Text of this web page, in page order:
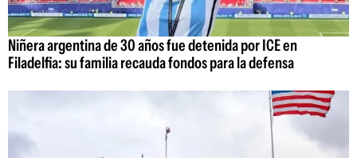
Niñera argentina de 30 años fue detenida por ICE en
Filadelfia: su familia recauda fondos para la defensa